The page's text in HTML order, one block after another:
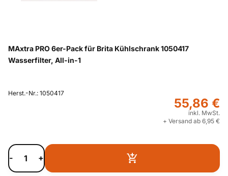
MAxtra PRO 6er-Pack für Brita Kühlschrank 1050417
Wasserfilter, All-in-1
Herst.-Nr.: 1050417
55,86 €
inkl. MwSt.
+ Versand ab 6,95 €
- +